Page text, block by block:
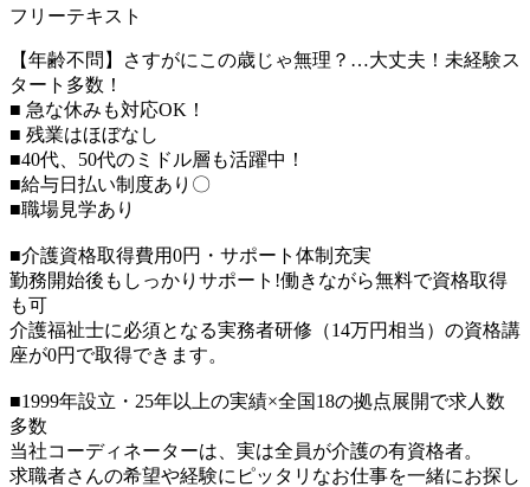
フリーテキスト
【年齢不問】さすがにこの歳じゃ無理？…大丈夫！未経験ス
タート多数！
■ 急な休みも対応OK！
■ 残業はほぼなし
■40代、50代のミドル層も活躍中！
■給与日払い制度あり〇
■職場見学あり
■介護資格取得費用0円・サポート体制充実
勤務開始後もしっかりサポート!働きながら無料で資格取得
も可
介護福祉士に必須となる実務者研修（14万円相当）の資格講
座が0円で取得できます。
■1999年設立・25年以上の実績×全国18の拠点展開で求人数
多数
当社コーディネーターは、実は全員が介護の有資格者。
求職者さんの希望や経験にピッタリなお仕事を一緒にお探し